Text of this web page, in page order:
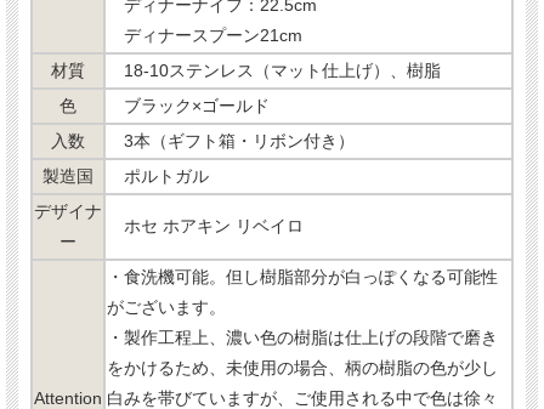
ディナーナイフ：22.5cm
ディナースプーン21cm
材質
18-10ステンレス（マット仕上げ）、樹脂
色
ブラック×ゴールド
入数
3本（ギフト箱・リボン付き）
製造国
ポルトガル
デザイナ
ー
ホセ ホアキン リベイロ
Attention
・食洗機可能。但し樹脂部分が白っぽくなる可能性
がございます。
・製作工程上、濃い色の樹脂は仕上げの段階で磨き
をかけるため、未使用の場合、柄の樹脂の色が少し
白みを帯びていますが、ご使用される中で色は徐々